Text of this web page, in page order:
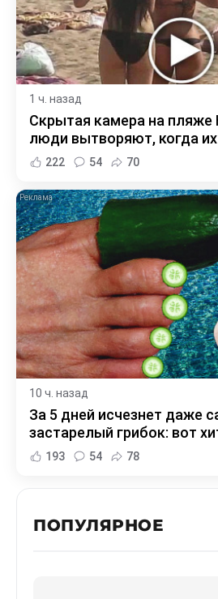
1 ч. назад
Скрытая камера на
люди вытворяют, когда их
222 54 70
10 ч. назад
За 5 дней исчезнет даже
застарелый грибок: вот
193 54 78
ПОПУЛЯРНОЕ